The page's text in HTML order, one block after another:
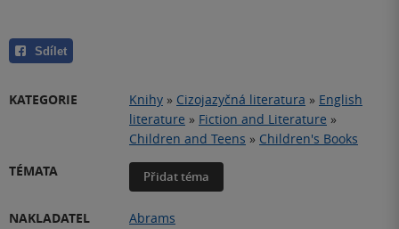
Sdílet
KATEGORIE Knihy » Cizojazyčná literatura » English
literature » Fiction and Literature »
Children and Teens » Children's Books
TÉMATA
Přidat téma
NAKLADATEL
Abrams